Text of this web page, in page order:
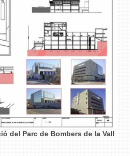
del Parc de Bombers de la Vall